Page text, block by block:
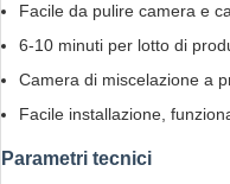
Facile da pulire camera e
6-10 minuti per lotto di
Camera di miscelazione a
Facile installazione,
Parametri tecnici